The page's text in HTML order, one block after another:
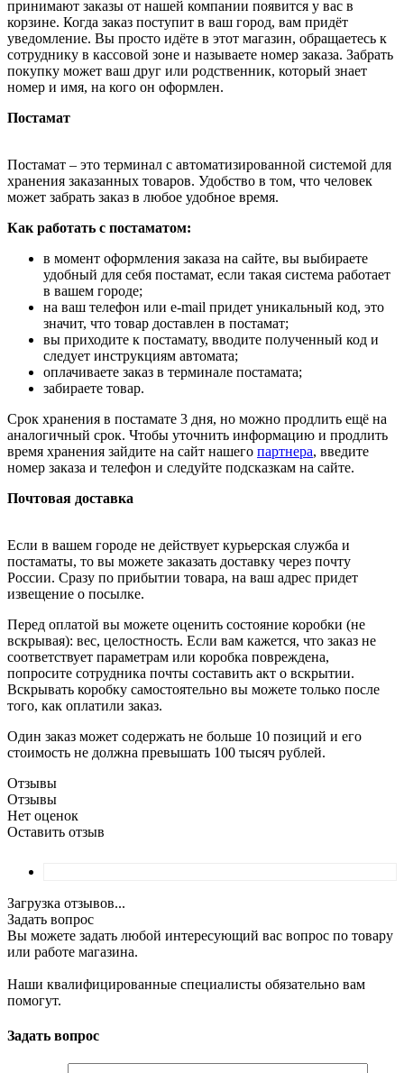
принимают заказы от нашей компании появится у вас в
корзине. Когда заказ поступит в ваш город, вам придёт
уведомление. Вы просто идёте в этот магазин, обращаетесь к
сотруднику в кассовой зоне и называете номер заказа. Забрать
покупку может ваш друг или родственник, который знает
номер и имя, на кого он оформлен.
Постамат
Постамат – это терминал с автоматизированной системой для
хранения заказанных товаров. Удобство в том, что человек
может забрать заказ в любое удобное время.
Как работать с постаматом:
в момент оформления заказа на сайте, вы выбираете
удобный для себя постамат, если такая система работает
в вашем городе;
на ваш телефон или e-mail придет уникальный код, это
значит, что товар доставлен в постамат;
вы приходите к постамату, вводите полученный код и
следует инструкциям автомата;
оплачиваете заказ в терминале постамата;
забираете товар.
Срок хранения в постамате 3 дня, но можно продлить ещё на
аналогичный срок. Чтобы уточнить информацию и продлить
время хранения зайдите на сайт нашего партнера, введите
номер заказа и телефон и следуйте подсказкам на сайте.
Почтовая доставка
Если в вашем городе не действует курьерская служба и
постаматы, то вы можете заказать доставку через почту
России. Сразу по прибытии товара, на ваш адрес придет
извещение о посылке.
Перед оплатой вы можете оценить состояние коробки (не
вскрывая): вес, целостность. Если вам кажется, что заказ не
соответствует параметрам или коробка повреждена,
попросите сотрудника почты составить акт о вскрытии.
Вскрывать коробку самостоятельно вы можете только после
того, как оплатили заказ.
Один заказ может содержать не больше 10 позиций и его
стоимость не должна превышать 100 тысяч рублей.
Отзывы
Отзывы
Нет оценок
Оставить отзыв
Загрузка отзывов...
Задать вопрос
Вы можете задать любой интересующий вас вопрос по товару
или работе магазина.
Наши квалифицированные специалисты обязательно вам
помогут.
Задать вопрос